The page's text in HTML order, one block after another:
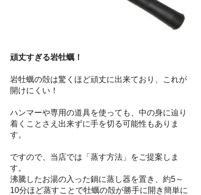
頑丈すぎる岩牡蠣！
岩牡蠣の殻は驚くほど頑丈に出来ており、これが
開けにくい！
ハンマーや専用の道具を使っても、中の身に辿り
着くことさえ出来ずに手を切る可能性もありま
す。
ですので、当店では「蒸す方法」をご提案しま
す。
沸騰したお湯の入った鍋に蒸し器を置き、約5～
10分ほど蒸すことで牡蠣の殻が勝手に開き簡単に